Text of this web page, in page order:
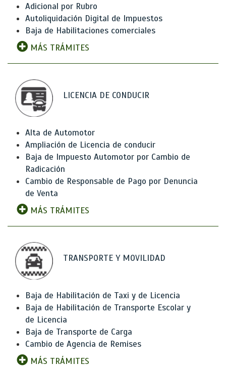
Adicional por Rubro
Autoliquidación Digital de Impuestos
Baja de Habilitaciones comerciales
MÁS TRÁMITES
LICENCIA DE CONDUCIR
Alta de Automotor
Ampliación de Licencia de conducir
Baja de Impuesto Automotor por Cambio de
Radicación
Cambio de Responsable de Pago por Denuncia
de Venta
MÁS TRÁMITES
TRANSPORTE Y MOVILIDAD
Baja de Habilitación de Taxi y de Licencia
Baja de Habilitación de Transporte Escolar y
de Licencia
Baja de Transporte de Carga
Cambio de Agencia de Remises
MÁS TRÁMITES